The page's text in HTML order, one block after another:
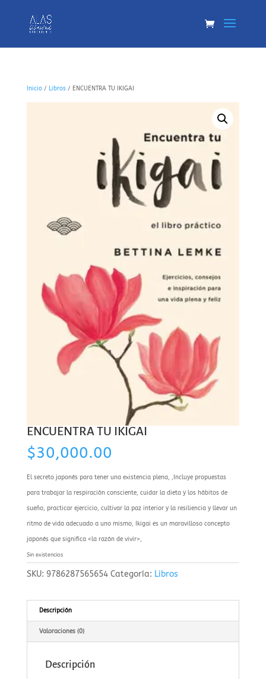
Inicio/ Libros/ ENCUENTRA TU IKIGAI
ENCUENTRA TU IKIGAI
$30,000.00
El secreto japonés para tener una existencia plena, ,Incluye propuestas
para trabajar la respiración consciente, cuidar la dieta y los hábitos de
sueño, practicar ejercicio, cultivar la paz interior y la resiliencia y llevar un
ritmo de vida adecuado a uno mismo, Ikigai es un maravilloso concepto
japonés que significa «la razón de vivir»,
Sin existencias
SKU: 9786287565654 Categoría: Libros
Descripción
Valoraciones (0)
Descripción